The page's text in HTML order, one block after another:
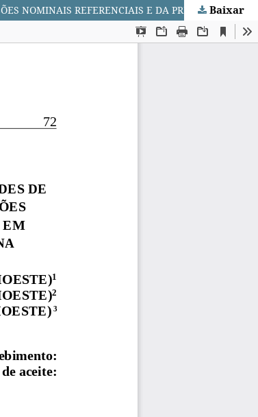
FENÔMENOS LINGUÍSTICOS QUE EVIDENCIAM CRENÇAS E ATITUDES DE FALANTES LUSÓFONOS: UM OLHAR PARA O USO DAS EXPRESSÕES NOMINAIS REFERENCIAIS E DA PRIMEIRA PESSOA DO PLURAL EM APRESENTAÇÕES DO V CONGRESSO DA CIDADANIA LUSÓFONA
Baixar